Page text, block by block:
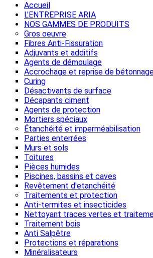
Accueil
L'ENTREPRISE ARIA
NOS GAMMES DE PRODUITS
Gros oeuvre
Fibres Anti-Fissuration
Adjuvants et additifs
Agents de démoulage
Accrochage et reprise de
Curing
Désactivants de surface
Décapants ciment
Agents de protection
Mortiers spéciaux
Étanchéité et imperméabilisation
Parties enterrées
Murs et sols
Toitures
Pièces humides
Piscines, bassins et caves
Revêtement d'etanchéité
Traitements et protection
Anti-termites et insecticides
Nettoyant traces vertes et
Traitement bois
Anti Salpêtre
Protections et réparations
Minéralisateurs